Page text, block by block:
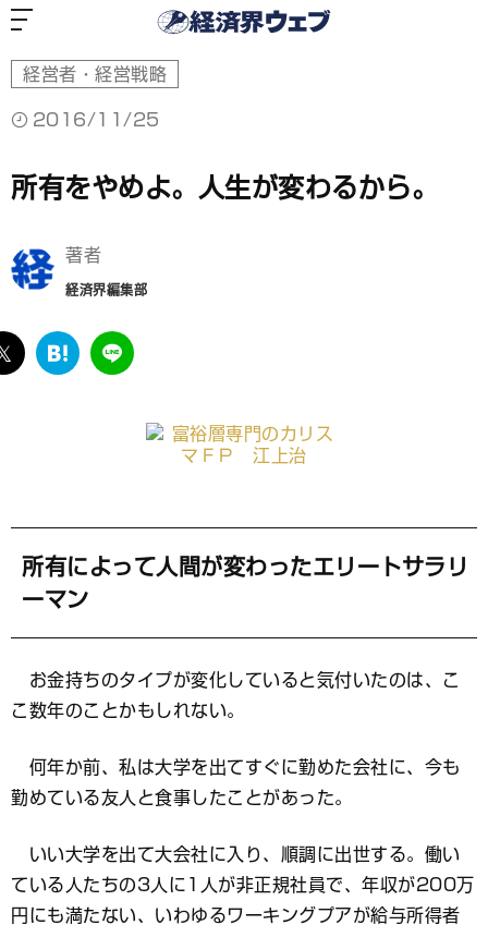
経営者・経営戦略
2016/11/25
所有をやめよ。人生が変わるから。
著者
経済界編集部
twitter
は
LINE
所有によって人間が変わったエリートサラリ
ーマン
お金持ちのタイプが変化していると気付いたのは、こ
こ数年のことかもしれない。
何年か前、私は大学を出てすぐに勤めた会社に、今も
勤めている友人と食事したことがあった。
いい大学を出て大会社に入り、順調に出世する。働い
ている人たちの3人に1人が非正規社員で、年収が200万
円にも満たない、いわゆるワーキングプアが給与所得者